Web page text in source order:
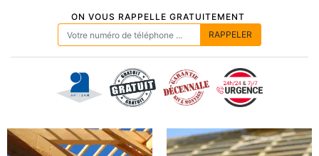
ON VOUS RAPPELLE GRATUITEMENT